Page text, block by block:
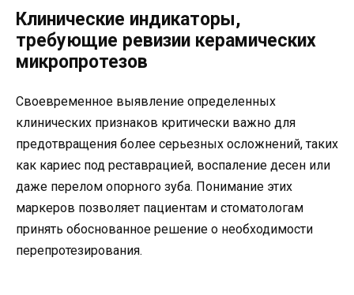
Клинические индикаторы,
требующие ревизии керамических
микропротезов
Своевременное выявление определенных
клинических признаков критически важно для
предотвращения более серьезных осложнений, таких
как кариес под реставрацией, воспаление десен или
даже перелом опорного зуба. Понимание этих
маркеров позволяет пациентам и стоматологам
принять обоснованное решение о необходимости
перепротезирования.